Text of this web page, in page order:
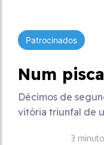
Patrocinados
Num
Décimos de
vitória triunfal de
3